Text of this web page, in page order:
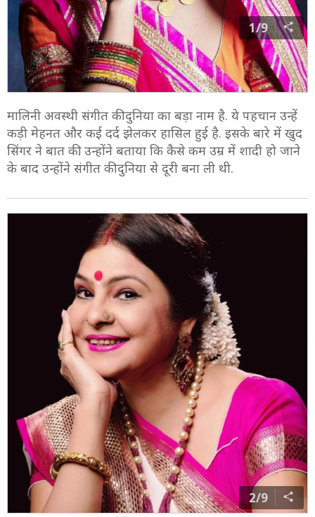
1/9
मालिनी अवस्थी संगीत की दुनिया का बड़ा नाम है. ये पहचान उन्हें
कड़ी मेहनत और कई दर्द झेलकर हासिल हुई है. इसके बारे में खुद
सिंगर ने बात की. उन्होंने बताया कि कैसे कम उम्र में शादी हो जाने
के बाद उन्होंने संगीत की दुनिया से दूरी बना ली थी.
2/9